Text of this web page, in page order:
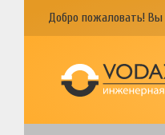
Добро пожаловать!